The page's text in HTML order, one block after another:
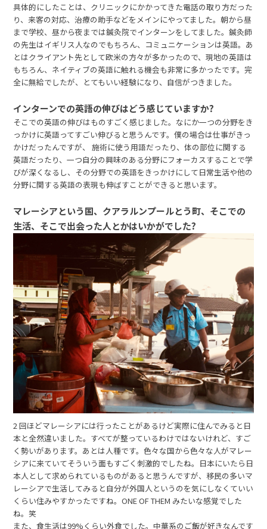
具体的にしたことは、クリニックにかかってきた電話の取り方だった
り、来客の対応、治療の助手などをメインにやってました。朝から昼
まで学校、昼から夜までは鍼灸院でインターンをしてました。鍼灸師
の先生はイギリス人なのでもちろん、コミュニケーションは英語。あ
とはクライアント先として欧米の方々が多かったので、現地の英語は
もちろん、ネイティブの英語に触れる機会も非常に多かったです。完
全に無給でしたが、とてもいい経験になり、自信がつきました。
インターンでの英語の伸びはどう感じていますか?
そこでの英語の伸びはものすごく感じました。なにか一つの分野をき
っかけに英語ってすごい伸びると思うんです。僕の場合は仕事がきっ
かけだったんですが、 施術に使う用語だったり、体の部位に関する
英語だったり、一つ自分の興味のある分野にフォーカスすることで学
びが深くなるし、その分野での英語をきっかけにして日常生活や他の
分野に関する英語の表現も伸ばすことができると思います。
マレーシアという国、クアラルンプールとう町、そこでの
生活、そこで出会った人とかはいかがでした?
2 回ほどマレーシアには行ったことがあるけど実際に住んでみると日
本と全然違いました。すべてが整っているわけではないけれど、すご
く勢いがあります。あとは人種です。色々な国から色々な人がマレー
シアに来ていてそういう面もすごく刺激的でしたね。日本にいたら日
本人として求められているものがあると思うんですが、移民の多いマ
レーシアで生活してみると自分が外国人というのを気にしなくていい
くらい住みやすかったですね。ONE OF THEM みたいな感覚でした
ね。笑
また、食生活は99%くらい外食でした。中華系のご飯が好きなんです